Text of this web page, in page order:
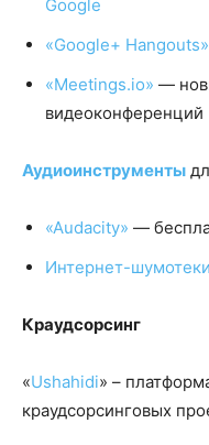
Google
«Google+ Hangouts»
«Meetings.io» —
видеоконференций
Аудиоинструменты
«Audacity» —
Интернет-шумотеки
Краудсорсинг
«Ushahidi» –
краудсорсинговых